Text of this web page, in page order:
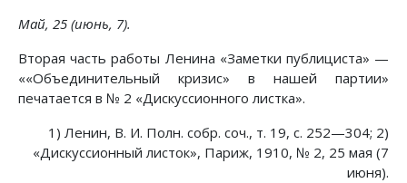
Май, 25 (июнь, 7).
Вторая часть работы Ленина «Заметки публициста» —
««Объединительный кризис» в нашей партии»
печатается в № 2 «Дискуссионного листка».
1) Ленин, В. И. Полн. собр. соч., т. 19, с. 252—304; 2)
«Дискуссионный листок», Париж, 1910, № 2, 25 мая (7
июня).